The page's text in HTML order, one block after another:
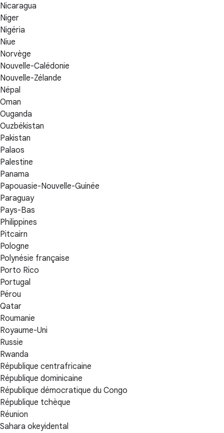
Nicaragua
Niger
Nigéria
Niue
Norvège
Nouvelle-Calédonie
Nouvelle-Zélande
Népal
Oman
Ouganda
Ouzbékistan
Pakistan
Palaos
Palestine
Panama
Papouasie-Nouvelle-Guinée
Paraguay
Pays-Bas
Philippines
Pitcairn
Pologne
Polynésie française
Porto Rico
Portugal
Pérou
Qatar
Roumanie
Royaume-Uni
Russie
Rwanda
République centrafricaine
République dominicaine
République démocratique du Congo
République tchèque
Réunion
Sahara okeyidental